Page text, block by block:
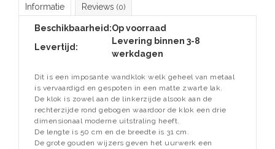
Informatie Reviews (0)
Beschikbaarheid:Op voorraad
Levertijd:
Levering binnen 3-8
werkdagen
Dit is een imposante wandklok welk geheel van metaal
is vervaardigd en gespoten in een matte zwarte lak.
De klok is zowel aan de linkerzijde alsook aan de
rechterzijde rond gebogen waardoor de klok een drie
dimensionaal moderne uitstraling heeft.
De lengte is 50 cm en de breedte is 31 cm.
De grote gouden wijzers geven het uurwerk een